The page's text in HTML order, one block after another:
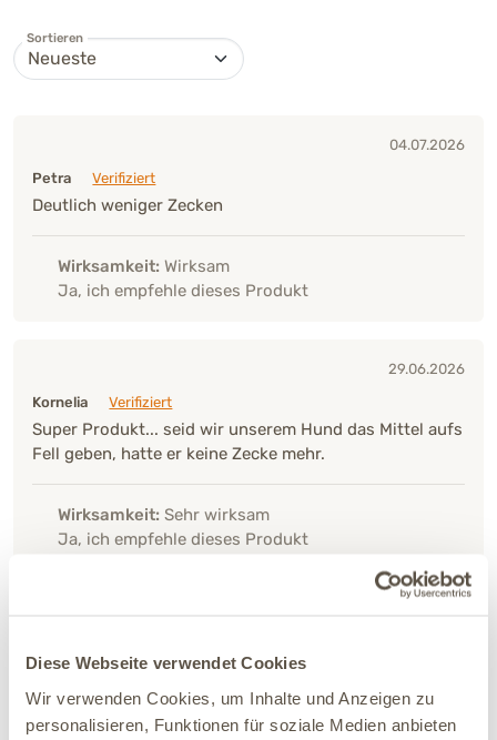
Diese Webseite verwendet Cookies
Wir verwenden Cookies, um Inhalte und Anzeigen zu
personalisieren, Funktionen für soziale Medien anbieten
Sortieren
04.07.2026
Petra
Verifiziert
Deutlich weniger Zecken
Wirksamkeit: Wirksam
Ja, ich empfehle dieses Produkt
29.06.2026
Kornelia
Verifiziert
Super Produkt... seid wir unserem Hund das Mittel aufs
Fell geben, hatte er keine Zecke mehr.
Wirksamkeit:Sehr wirksam
Ja, ich empfehle dieses Produkt
meinen Hund zuverlässig vor Zecken zu schützen.
Leider bin ich sehr enttäuscht von der Wirkung. Trotz